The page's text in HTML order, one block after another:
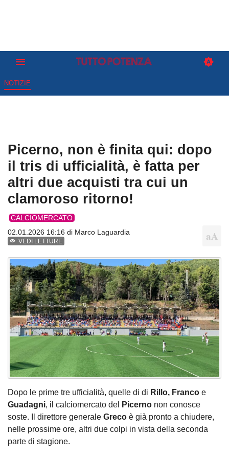
NOTIZIE
Picerno, non è finita qui: dopo
il tris di ufficialità, è fatta per
altri due acquisti tra cui un
clamoroso ritorno!
CALCIOMERCATO
02.01.2026 16:16 di Marco Laguardia
VEDI LETTURE
Dopo le prime tre ufficialità, quelle di di Rillo, Franco e
Guadagni, il calciomercato del Picerno non conosce
soste. Il direttore generale Greco è già pronto a chiudere,
nelle prossime ore, altri due colpi in vista della seconda
parte di stagione.